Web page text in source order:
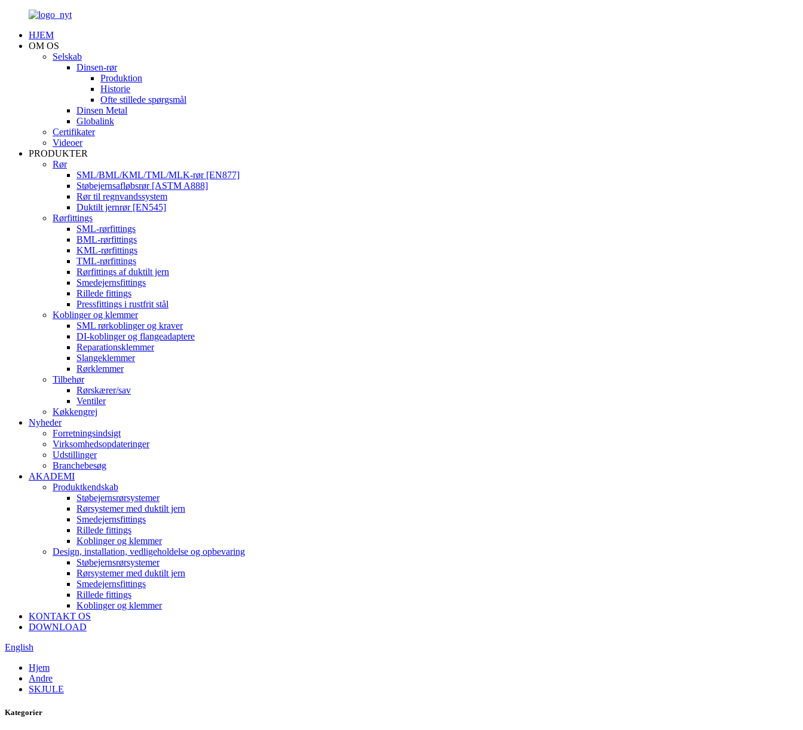
HJEM
OM OS
Selskab
Dinsen-rør
Produktion
Historie
Ofte stillede spørgsmål
Dinsen Metal
Globalink
Certifikater
Videoer
PRODUKTER
Rør
SML/BML/KML/TML/MLK-rør [EN877]
Støbejernsafløbsrør [ASTM A888]
Rør til regnvandssystem
Duktilt jernrør [EN545]
Rørfittings
SML-rørfittings
BML-rørfittings
KML-rørfittings
TML-rørfittings
Rørfittings af duktilt jern
Smedejernsfittings
Rillede fittings
Pressfittings i rustfrit stål
Koblinger og klemmer
SML rørkoblinger og kraver
DI-koblinger og flangeadaptere
Reparationsklemmer
Slangeklemmer
Rørklemmer
Tilbehør
Rørskærer/sav
Ventiler
Køkkengrej
Nyheder
Forretningsindsigt
Virksomhedsopdateringer
Udstillinger
Branchebesøg
AKADEMI
Produktkendskab
Støbejernsrørsystemer
Rørsystemer med duktilt jern
Smedejernsfittings
Rillede fittings
Koblinger og klemmer
Design, installation, vedligeholdelse og opbevaring
Støbejernsrørsystemer
Rørsystemer med duktilt jern
Smedejernsfittings
Rillede fittings
Koblinger og klemmer
KONTAKT OS
DOWNLOAD
English
Hjem
Andre
SKJULE
Kategorier